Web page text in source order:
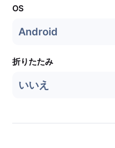
OS
Android
折りたたみ
いいえ